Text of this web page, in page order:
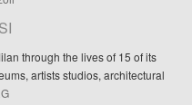
through the lives of 15 of its
artists studios, architectural